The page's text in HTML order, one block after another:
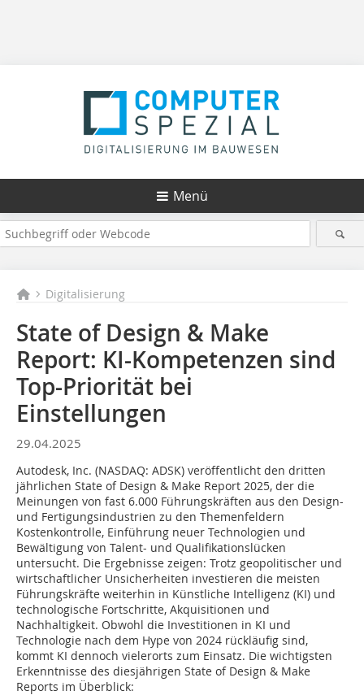
Menü
Digitalisierung
State of Design & Make
Report: KI-Kompetenzen sind
Top-Priorität bei
Einstellungen
29.04.2025
Autodesk, Inc. (NASDAQ: ADSK) veröffentlicht den dritten
jährlichen State of Design & Make Report 2025, der die
Meinungen von fast 6.000 Führungskräften aus den Design-
und Fertigungsindustrien zu den Themenfeldern
Kostenkontrolle, Einführung neuer Technologien und
Bewältigung von Talent- und Qualifikationslücken
untersucht. Die Ergebnisse zeigen: Trotz geopolitischer und
wirtschaftlicher Unsicherheiten investieren die meisten
Führungskräfte weiterhin in Künstliche Intelligenz (KI) und
technologische Fortschritte, Akquisitionen und
Nachhaltigkeit. Obwohl die Investitionen in KI und
Technologie nach dem Hype von 2024 rückläufig sind,
kommt KI dennoch vielerorts zum Einsatz. Die wichtigsten
Erkenntnisse des diesjährigen State of Design & Make
Reports im Überblick: